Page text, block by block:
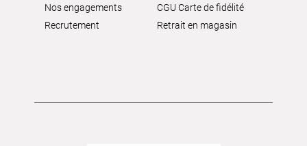
Nos engagements
Recrutement
CGU Carte de fidélité
Retrait en magasin